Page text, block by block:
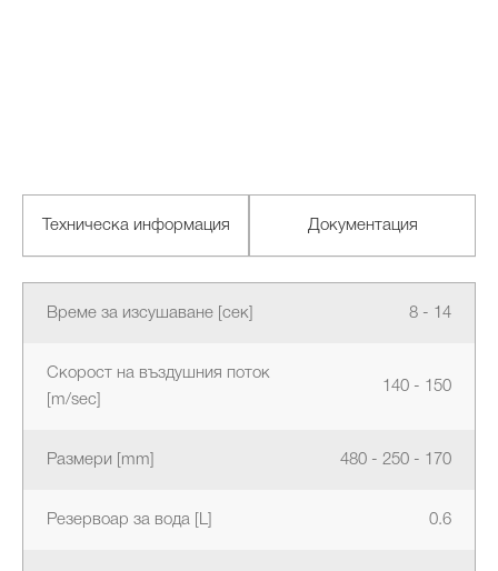
Техническа информация Документация
Време за изсушаване [сек] 8 - 14
Скорост на въздушния поток
[m/sec]
140 - 150
Размери [mm] 480 - 250 - 170
Резервоар за вода [L] 0.6